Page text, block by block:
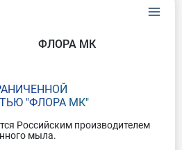
"ФЛОРА МК"
ФЛОРА МК
Российским производителем
мыла.